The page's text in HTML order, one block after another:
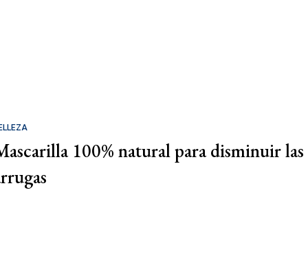
100% natural para disminuir las